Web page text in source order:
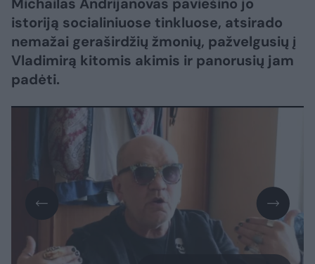
istoriją socialiniuose tinkluose, atsirado
nemažai geraširdžių žmonių, pažvelgusių į
Vladimirą kitomis akimis ir panorusių jam
padėti.